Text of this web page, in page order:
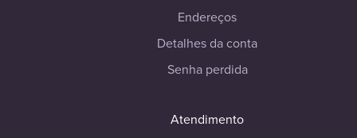
Endereços
Detalhes da conta
Senha perdida
Atendimento